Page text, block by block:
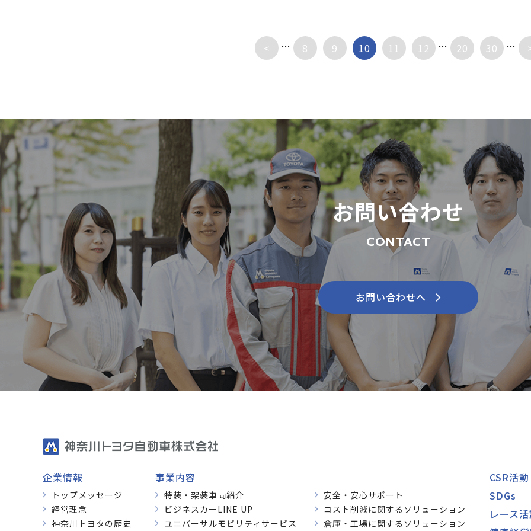
< ... 8 9 10 11 12 ... 20 30 ...
お問い合わせ
CONTACT
お問い合わせへ
企業情報
トップメッセージ
経営理念
神奈川トヨタの歴史
事業内容
特装・架装車両紹介
ビジネスカーLINE UP
ユニバーサルモビリティサービス
安全・安心サポート
コスト削減に関するソリューション
倉庫・工場に関するソリューション
CSR活動
SDGs
レース